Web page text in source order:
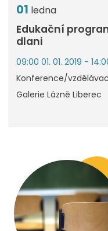
01 ledna
Edukační
dlani
09:00 01. 01. 2019 -
Konference/
Galerie Lázně Liberec